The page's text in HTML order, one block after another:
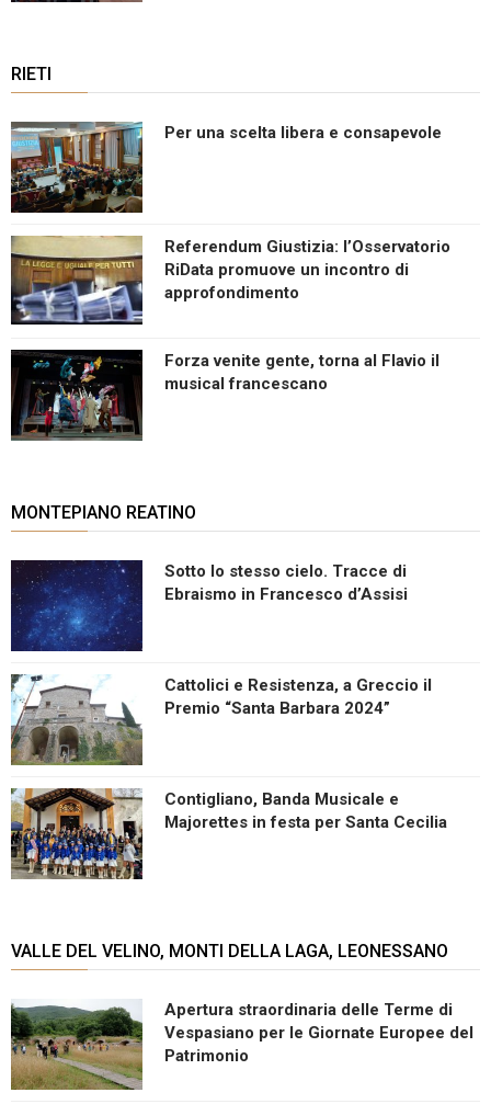
RIETI
Per una scelta libera e consapevole
Referendum Giustizia: l’Osservatorio
RiData promuove un incontro di
approfondimento
Forza venite gente, torna al Flavio il
musical francescano
MONTEPIANO REATINO
Sotto lo stesso cielo. Tracce di
Ebraismo in Francesco d’Assisi
Cattolici e Resistenza, a Greccio il
Premio “Santa Barbara 2024”
Contigliano, Banda Musicale e
Majorettes in festa per Santa Cecilia
VALLE DEL VELINO, MONTI DELLA LAGA, LEONESSANO
Apertura straordinaria delle Terme di
Vespasiano per le Giornate Europee del
Patrimonio